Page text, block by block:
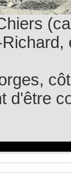
d'être